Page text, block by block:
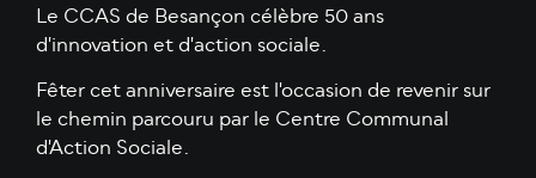
Le CCAS de Besançon célèbre 50 ans
d'innovation et d'action sociale.
Fêter cet anniversaire est l'occasion de revenir sur
le chemin parcouru par le Centre Communal
d'Action Sociale.